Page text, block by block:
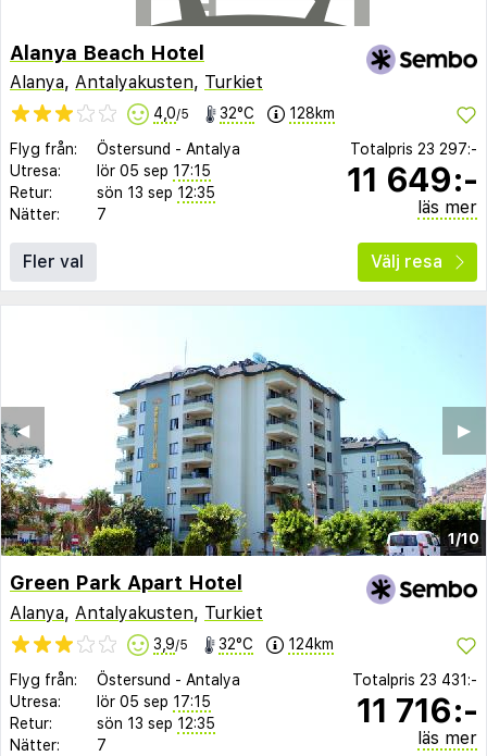
Alanya Beach Hotel
Alanya, Antalyakusten, Turkiet
4,0/5 32°C 128km
Flyg från: Östersund - Antalya
Utresa:
lör 05 sep 17:15
Retur:
sön 13 sep 12:35
Nätter:
7
Totalpris 23 297:-
11 649:-
läs mer
Fler val Välj resa
1/10
▶︎
◀︎
Green Park Apart Hotel
Alanya, Antalyakusten, Turkiet
3,9/5 32°C 124km
Flyg från: Östersund - Antalya
Utresa:
lör 05 sep 17:15
Retur:
sön 13 sep 12:35
Nätter:
7
Totalpris 23 431:-
11 716:-
läs mer